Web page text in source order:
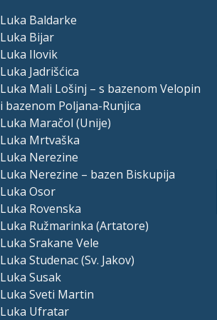
Luka Baldarke
Luka Bijar
Luka Ilovik
Luka Jadrišćica
Luka Mali Lošinj – s bazenom Velopin
i bazenom Poljana-Runjica
Luka Maračol (Unije)
Luka Mrtvaška
Luka Nerezine
Luka Nerezine – bazen Biskupija
Luka Osor
Luka Rovenska
Luka Ružmarinka (Artatore)
Luka Srakane Vele
Luka Studenac (Sv. Jakov)
Luka Susak
Luka Sveti Martin
Luka Ufratar